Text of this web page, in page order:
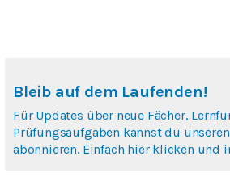
Bleib auf dem Laufenden!
Für Updates über neue Fächer,
Prüfungsaufgaben kannst du
abonnieren. Einfach hier klicken und